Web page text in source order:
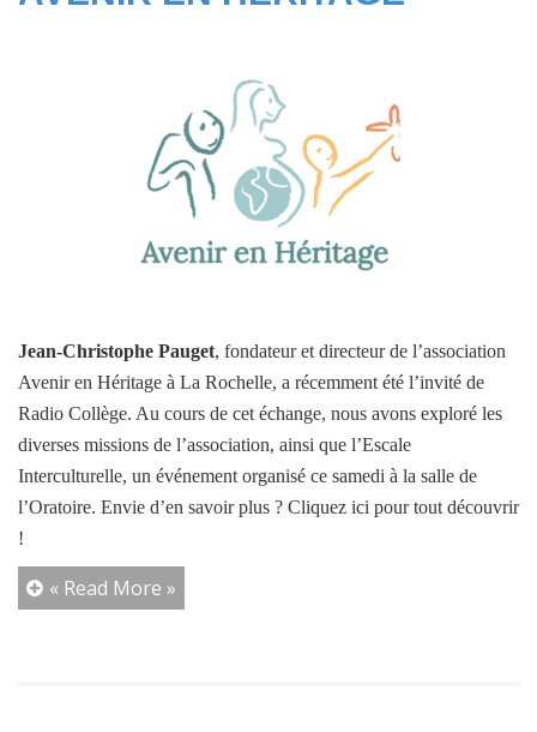
Jean-Christophe Pauget, fondateur et directeur de l’association
Avenir en Héritage à La Rochelle, a récemment été l’invité de
Radio Collège. Au cours de cet échange, nous avons exploré les
diverses missions de l’association, ainsi que l’Escale
Interculturelle, un événement organisé ce samedi à la salle de
l’Oratoire. Envie d’en savoir plus ? Cliquez ici pour tout découvrir
!
« Read More »